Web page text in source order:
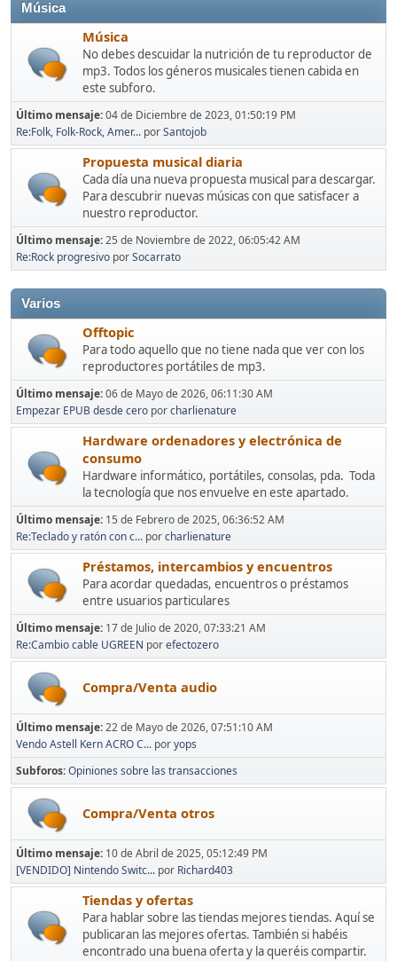
Música
Música
No debes descuidar la nutrición de tu reproductor de
mp3. Todos los géneros musicales tienen cabida en
este subforo.
Último mensaje:04 de Diciembre de 2023, 01:50:19 PM
Re:Folk, Folk-Rock, Amer... porSantojob
Propuesta musical diaria
Cada día una nueva propuesta musical para descargar.
Para descubrir nuevas músicas con que satisfacer a
nuestro reproductor.
Último mensaje:25 de Noviembre de 2022, 06:05:42 AM
Re:Rock progresivo porSocarrato
Varios
Offtopic
Para todo aquello que no tiene nada que ver con los
reproductores portátiles de mp3.
Último mensaje:06 de Mayo de 2026, 06:11:30 AM
Empezar EPUB desde cero porcharlienature
Hardware ordenadores y electrónica de
consumo
Hardware informático, portátiles, consolas, pda. Toda
la tecnología que nos envuelve en este apartado.
Último mensaje: 15 de Febrero de 2025, 06:36:52 AM
Re:Teclado y ratón con c... porcharlienature
Préstamos, intercambios y encuentros
Para acordar quedadas, encuentros o préstamos
entre usuarios particulares
Último mensaje: 17 de Julio de 2020, 07:33:21 AM
Re:Cambio cable UGREEN porefectozero
Compra/Venta audio
Último mensaje:22 de Mayo de 2026, 07:51:10 AM
Vendo Astell Kern ACRO C... poryops
Subforos Opiniones sobre las transacciones
Compra/Venta otros
Último mensaje: 10 de Abril de 2025, 05:12:49 PM
[VENDIDO] Nintendo Switc... por Richard403
Tiendas y ofertas
Para hablar sobre las tiendas mejores tiendas. Aquí se
publicaran las mejores ofertas. También si habéis
encontrado una buena oferta y la queréis compartir.